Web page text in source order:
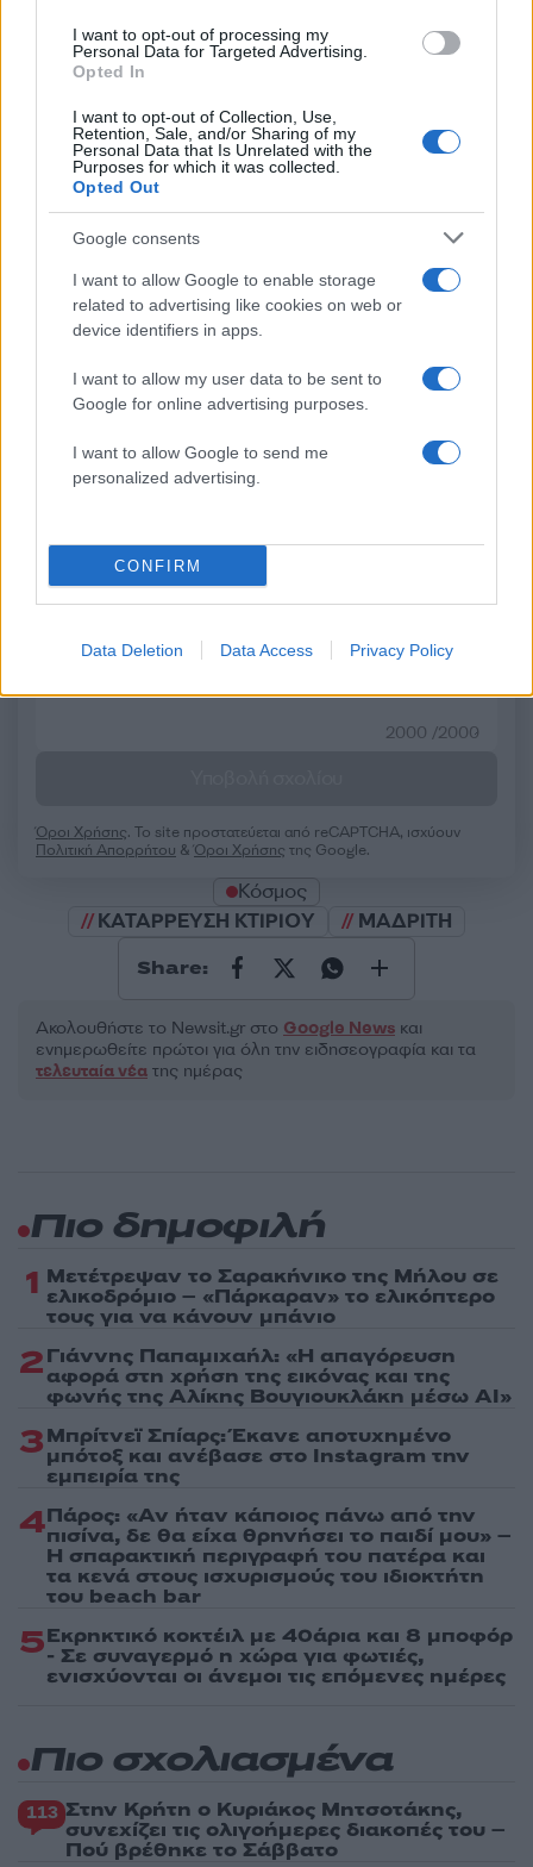
I want to opt-out of processing my
Personal Data for Targeted Advertising.
Opted In
I want to opt-out of Collection, Use,
Retention, Sale, and/or Sharing of my
Personal Data that Is Unrelated with the
Purposes for which it was collected.
Opted Out
Google consents
I want to allow Google to enable storage
related to advertising like cookies on web or
device identifiers in apps.
I want to allow my user data to be sent to
Google for online advertising purposes.
I want to allow Google to send me
personalized advertising.
CONFIRM
Data Deletion Data Access Privacy Policy
Σχόλια
2000 /2000
Όροι Χρήσης. Το site προστατεύεται από reCAPTCHA, ισχύουν
Πολιτική Απορρήτου &Όροι Χρήσης της Google.
Κόσμος
ΚΑΤΑΡΡΕΥΣΗ ΚΤΙΡΙΟΥ
ΜΑΔΡΙΤΗ
Share:
Ακολουθήστε το Νewsit.gr στο Google News και
ενημερωθείτε πρώτοι για όλη την ειδησεογραφία και τα
τελευταία νέα της ημέρας
«Εκρηκτικό κοκτέιλ»
σήμερα με ανέμους έως 9
μποφόρ και θερμοκρασία
υποχωρεί ο υδράργυρος
επανεκλογή Τραμπ
τη μεταναστευτική
που αναδημοσίευσε
Αμερικανός
Πιο δημοφιλή
1 Μετέτρεψαν το Σαρακήνικο της Μήλου σε
ελικοδρόμιο – «Πάρκαραν» το ελικόπτερο
τους για να κάνουν μπάνιο
2Γιάννης Παπαμιχαήλ: «Η απαγόρευση
αφορά στη χρήση της εικόνας και της
φωνής της Αλίκης Βουγιουκλάκη μέσω AI»
3Μπρίτνεϊ Σπίαρς: Έκανε αποτυχημένο
μπότοξ και ανέβασε στο Instagram την
εμπειρία της
4Πάρος: «Αν ήταν κάποιος πάνω από την
πισίνα, δε θα είχα θρηνήσει το παιδί μου» –
Η σπαρακτική περιγραφή του πατέρα και
τα κενά στους ισχυρισμούς του ιδιοκτήτη
του beach bar
5Εκρηκτικό κοκτέιλ με 40άρια και 8 μποφόρ
- Σε συναγερμό η χώρα για φωτιές,
ενισχύονται οι άνεμοι τις επόμενες ημέρες
Πιο σχολιασμένα
113 Στην Κρήτη ο Κυριάκος Μητσοτάκης,
συνεχίζει τις ολιγοήμερες διακοπές του –
Πού βρέθηκε το Σάββατο